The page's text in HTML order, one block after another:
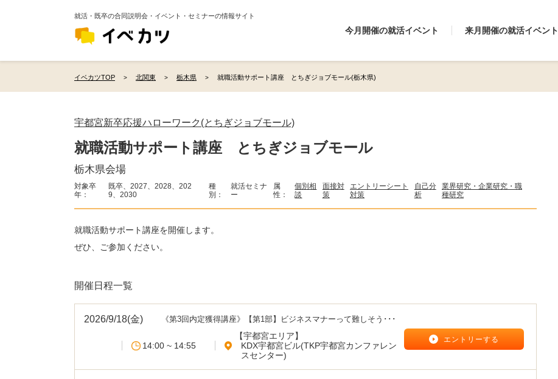
就活・既卒の合同説明会・イベント・セミナーの情報サイト
今月開催の就活イベント 来月開催の就活イベント
イベカツTOP 北関東 栃木県 就職活動サポート講座 とちぎジョブモール(栃木県)
宇都宮新卒応援ハローワーク(とちぎジョブモール)
就職活動サポート講座 とちぎジョブモール
栃木県会場
対象卒
年：
既卒、2027、2028、202
9、2030
種
別：
就活セミナ
ー
属
性：
個別相
談
面接対
策
エントリーシート
対策
自己分
析
業界研究・企業研究・職
種研究
就職活動サポート講座を開催します。
ぜひ、ご参加ください。
開催日程一覧
2026/9/18(金) 《第3回内定獲得講座》【第1部】ビジネスマナーって難しそう･･･
14:00 ~ 14:55
【宇都宮エリア】
KDX宇都宮ビル(TKP宇都宮カンファレン
スセンター)
エントリーする